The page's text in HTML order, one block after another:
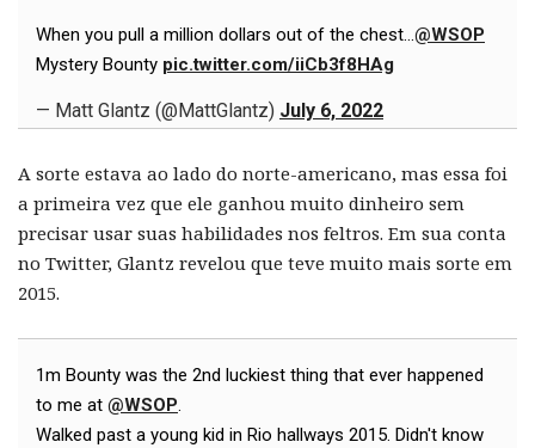
When you pull a million dollars out of the chest...@WSOP
Mystery Bounty pic.twitter.com/iiCb3f8HAg
— Matt Glantz (@MattGlantz) July 6, 2022
A sorte estava ao lado do norte-americano, mas essa foi
a primeira vez que ele ganhou muito dinheiro sem
precisar usar suas habilidades nos feltros. Em sua conta
no Twitter, Glantz revelou que teve muito mais sorte em
2015.
1m Bounty was the 2nd luckiest thing that ever happened
to me at @WSOP.
Walked past a young kid in Rio hallways 2015. Didn't know